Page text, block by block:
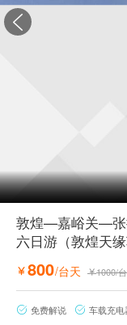

敦煌—嘉峪关—
六日游（敦煌天缘
 800/台天 1000/
 免费解说  车载充电